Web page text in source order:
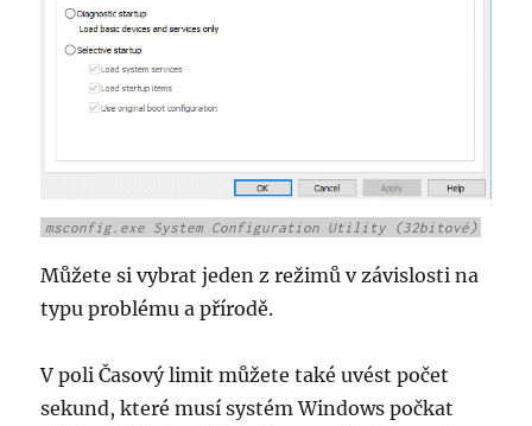
msconfig.exe System Configuration Utility (32bitové)
Můžete si vybrat jeden z režimů v závislosti na
typu problému a přírodě.
V poli Časový limit můžete také uvést počet
sekund, které musí systém Windows počkat